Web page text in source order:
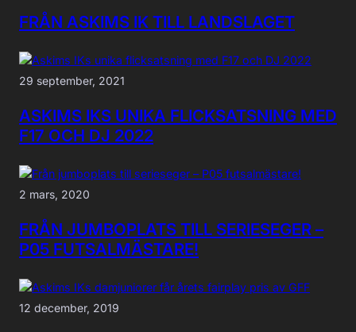
FRÅN ASKIMS IK TILL LANDSLAGET
29 september, 2021
ASKIMS IKS UNIKA FLICKSATSNING MED
F17 OCH DJ 2022
2 mars, 2020
FRÅN JUMBOPLATS TILL SERIESEGER –
P05 FUTSALMÄSTARE!
12 december, 2019